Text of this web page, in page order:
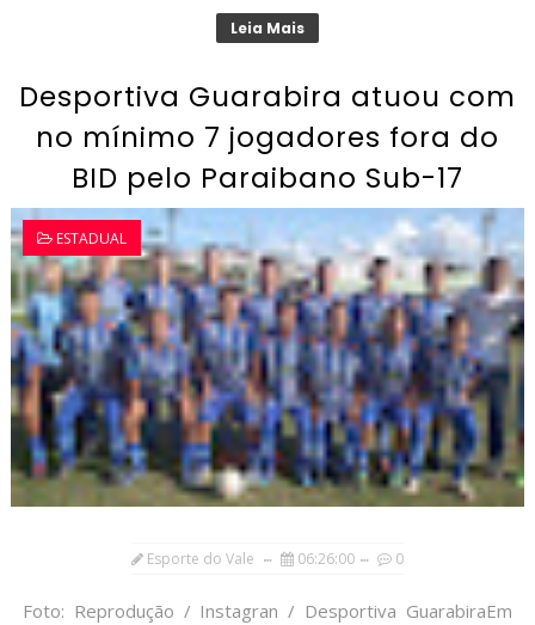
Leia Mais
Desportiva Guarabira atuou com
no mínimo 7 jogadores fora do
BID pelo Paraibano Sub-17
ESTADUAL
Esporte do Vale 06:26:00 0
Foto: Reprodução / Instagran / Desportiva GuarabiraEm